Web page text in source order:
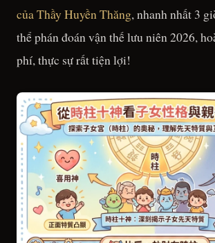
của Thầy Huyền Thăng, nhanh nhất 3
thể phán đoán vận thế lưu niên 2026,
phí, thực sự rất tiện lợi!